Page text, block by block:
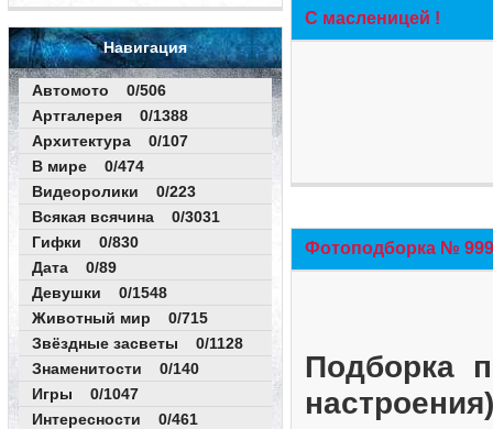
Навигация
Автомото 0/506
Артгалерея 0/1388
Архитектура 0/107
В мире 0/474
Видеоролики 0/223
Всякая всячина 0/3031
Гифки 0/830
Дата 0/89
Девушки 0/1548
Животный мир 0/715
Звёздные засветы 0/1128
Знаменитости 0/140
Игры 0/1047
Интересности 0/461
С масленицей !
Фотоподборка №
Подборка